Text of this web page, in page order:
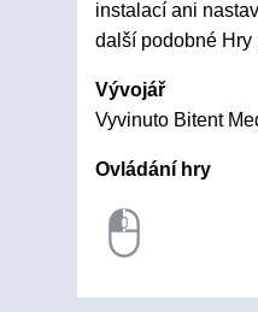
instalací ani
další podobné Hry
Vývojář
Vyvinuto Bitent
Ovládání hry